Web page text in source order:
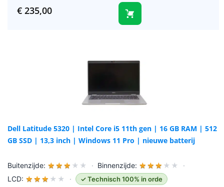
€235,00
Dell Latitude 5320 | Intel Core i5 11th gen | 16 GB RAM | 512
GB SSD | 13,3 inch | Windows 11 Pro | nieuwe batterij
Buitenzijde: ★ ★ ★ ★ ★ · Binnenzijde: ★ ★ ★ ★ ★
·
LCD: ★ ★ ★ ★ ★ · ✓ Technisch 100% in orde